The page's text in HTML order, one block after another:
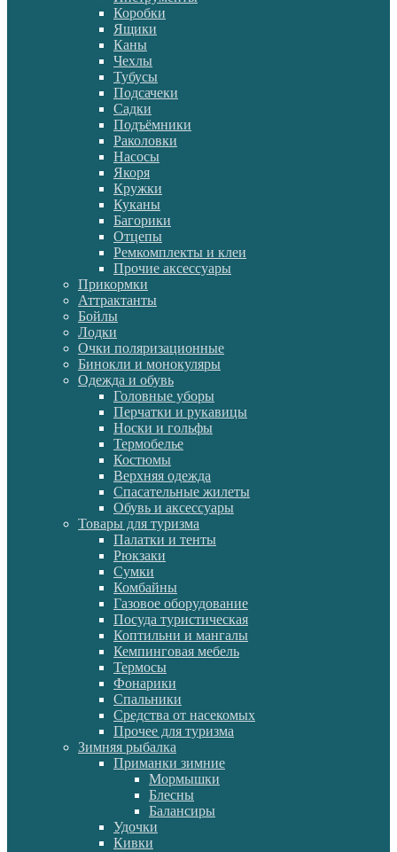
Коробки
Ящики
Каны
Чехлы
Тубусы
Подсачеки
Садки
Подъёмники
Раколовки
Насосы
Якоря
Кружки
Куканы
Багорики
Отцепы
Ремкомплекты и клеи
Прочие аксессуары
Прикормки
Аттрактанты
Бойлы
Лодки
Очки поляризационные
Бинокли и монокуляры
Одежда и обувь
Головные уборы
Перчатки и рукавицы
Носки и гольфы
Термобелье
Костюмы
Верхняя одежда
Спасательные жилеты
Обувь и аксессуары
Товары для туризма
Палатки и тенты
Рюкзаки
Сумки
Комбайны
Газовое оборудование
Посуда туристическая
Коптильни и мангалы
Кемпинговая мебель
Термосы
Фонарики
Спальники
Средства от насекомых
Прочее для туризма
Зимняя рыбалка
Приманки зимние
Мормышки
Блесны
Балансиры
Удочки
Кивки